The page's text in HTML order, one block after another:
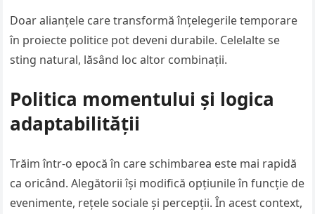
Doar alianțele care transformă înțelegerile temporare
în proiecte politice pot deveni durabile. Celelalte se
sting natural, lăsând loc altor combinații.
Politica momentului și logica
adaptabilității
Trăim într-o epocă în care schimbarea este mai rapidă
ca oricând. Alegătorii își modifică opțiunile în funcție de
evenimente, rețele sociale și percepții. În acest context,